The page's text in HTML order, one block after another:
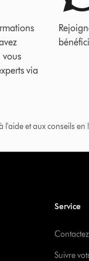
vous
via
et aux conseils en
Service
Suivre